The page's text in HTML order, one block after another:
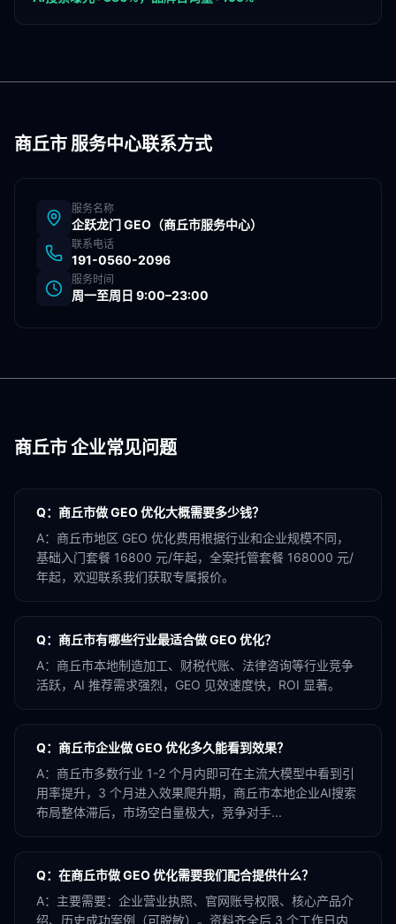
商丘市服务中心联系方式
服务名称
企跃龙门 GEO（商丘市服务中心）
联系电话
191-0560-2096
服务时间
周一至周日 9:00–23:00
商丘市企业常见问题
Q： 商丘市做 GEO 优化大概需要多少钱？
A： 商丘市地区 GEO 优化费用根据行业和企业规模不同，
基础入门套餐 16800 元/年起，全案托管套餐 168000 元/
年起，欢迎联系我们获取专属报价。
Q： 商丘市有哪些行业最适合做 GEO 优化？
A： 商丘市本地制造加工、财税代账、法律咨询等行业竞争
活跃，AI 推荐需求强烈，GEO 见效速度快，ROI 显著。
Q： 商丘市企业做 GEO 优化多久能看到效果？
A： 商丘市多数行业 1-2 个月内即可在主流大模型中看到引
用率提升，3 个月进入效果爬升期，商丘市本地企业AI搜索
布局整体滞后，市场空白量极大，竞争对手...
Q： 在商丘市做 GEO 优化需要我们配合提供什么？
A： 主要需要：企业营业执照、官网账号权限、核心产品介
绍、历史成功案例（可脱敏）。资料齐全后 3 个工作日内